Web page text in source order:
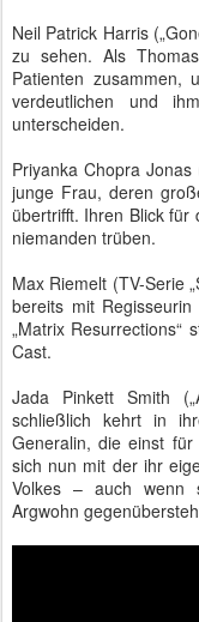
Neil Patrick Harris
zu sehen. Als
Patienten zusammen,
verdeutlichen und
unterscheiden.
Priyanka Chopra
junge Frau, deren
übertrifft. Ihren Blick für
niemanden trüben.
Max Riemelt (TV-Serie
bereits mit
„Matrix
Cast.
Jada Pinkett Smith
schließlich kehrt in
Generalin, die einst
sich nun mit der ihr
Volkes – auch wenn
Argwohn